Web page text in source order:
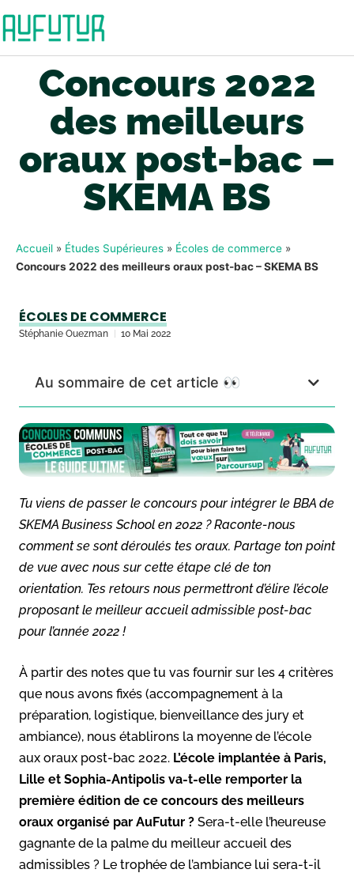
Concours 2022
des meilleurs
oraux post-bac –
SKEMA BS
Accueil » Études Supérieures » Écoles de commerce »
Concours 2022 des meilleurs oraux post-bac – SKEMA BS
ÉCOLES DE COMMERCE
Stéphanie Ouezman 10 Mai 2022
Au sommaire de cet article 👀
Tu viens de passer le concours pour intégrer le BBA de
SKEMA Business School en 2022 ? Raconte-nous
comment se sont déroulés tes oraux. Partage ton point
de vue avec nous sur cette étape clé de ton
orientation. Tes retours nous permettront d’élire l’école
proposant le meilleur accueil admissible post-bac
pour l’année 2022 !
À partir des notes que tu vas fournir sur les 4 critères
que nous avons fixés (accompagnement à la
préparation, logistique, bienveillance des jury et
ambiance), nous établirons la moyenne de l’école
aux oraux post-bac 2022. L’école implantée à Paris,
Lille et Sophia-Antipolis va-t-elle remporter la
première édition de ce concours des meilleurs
oraux organisé par AuFutur ? Sera-t-elle l’heureuse
gagnante de la palme du meilleur accueil des
admissibles ? Le trophée de l’ambiance lui sera-t-il